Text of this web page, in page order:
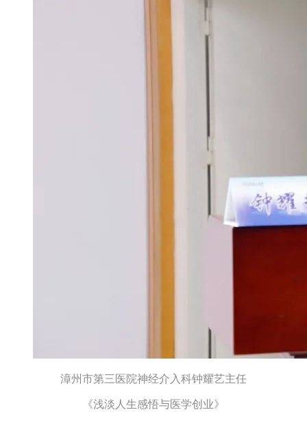
漳州市第三医院神经介入科钟耀艺主任
《浅淡人生感悟与医学创业》